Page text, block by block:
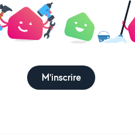
M'inscrire